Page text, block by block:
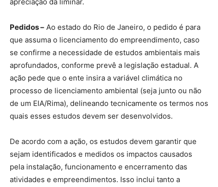
Pedidos – Ao estado do Rio de Janeiro, o pedido é para
que assuma o licenciamento do empreendimento, caso
se confirme a necessidade de estudos ambientais mais
aprofundados, conforme prevê a legislação estadual. A
ação pede que o ente insira a variável climática no
processo de licenciamento ambiental (seja junto ou não
de um EIA/Rima), delineando tecnicamente os termos nos
quais esses estudos devem ser desenvolvidos.
De acordo com a ação, os estudos devem garantir que
sejam identificados e medidos os impactos causados
pela instalação, funcionamento e encerramento das
atividades e empreendimentos. Isso inclui tanto a